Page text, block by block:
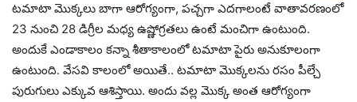
టమాటా మొక్కలు బాగా ఆరోగ్యంగా, పచ్చగా ఎదగాలంటే వాతావరణంలో
23 నుంచి 28 డిగ్రీల మధ్య ఉష్ణోగ్రతలు ఉంటే మంచిగా ఉంటుంది.
అందుకే ఎండాకాలం కన్నా శీతాకాలంలో టమాటా పైరు అనుకూలంగా
ఉంటుంది. వేసవి కాలంలో అయితే.. టమాటా మొక్కలను రసం పీల్చే
పురుగులు ఎక్కువ ఆశిస్తాయి. అందు వల్ల మొక్క అంత ఆరోగ్యంగా